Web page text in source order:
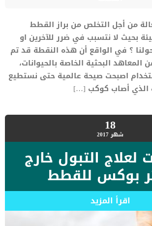
من أجل التخلص من براز القطط
بحيث لا نتسبب في ضرر للآخرين او
؟ في الواقع أن هذه النقطة قد تم
المعاهد البحثية الخاصة بالحيوانات،
اصبحت صيحة عالمية حتى نستطيع
الذي أصاب كوكب […]
18شهر2017
لعلاج التبول خارج
بوكس للقطط
اقرأ المزيد